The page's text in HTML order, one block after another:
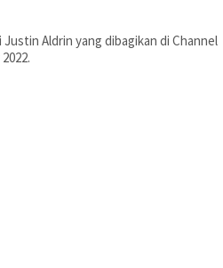
Aldrin yang dibagikan di Channel